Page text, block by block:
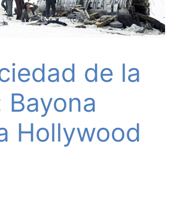
de la
Bayona
Hollywood